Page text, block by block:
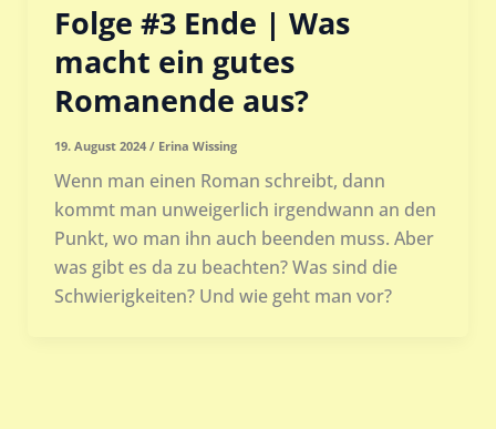
Folge #3 Ende | Was
macht ein gutes
Romanende aus?
19. August 2024 / Erina Wissing
Wenn man einen Roman schreibt, dann
kommt man unweigerlich irgendwann an den
Punkt, wo man ihn auch beenden muss. Aber
was gibt es da zu beachten? Was sind die
Schwierigkeiten? Und wie geht man vor?